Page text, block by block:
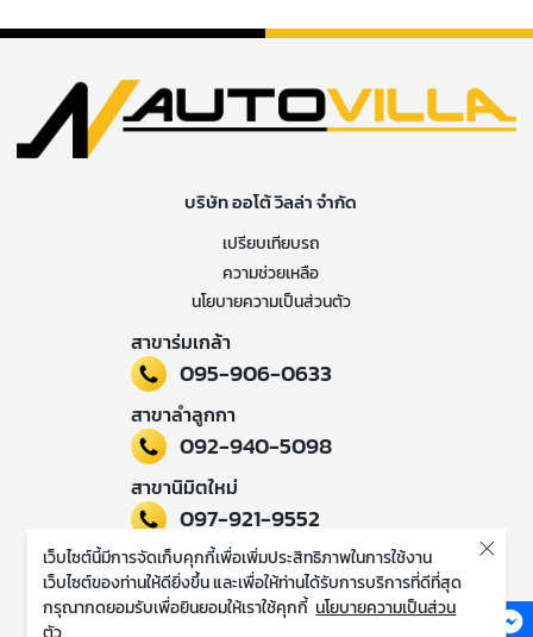
บริษัท ออโต้ วิลล่า จำกัด
เปรียบเทียบรถ
ความช่วยเหลือ
นโยบายความเป็นส่วนตัว
สาขาร่มเกล้า
095-906-0633
สาขาลำลูกกา
092-940-5098
สาขานิมิตใหม่
097-921-9552
ติดตามข่าวสารของเรา
เว็บไซต์นี้มีการจัดเก็บคุกกี้เพื่อเพิ่มประสิทธิภาพในการใช้งาน
เว็บไซต์ของท่านให้ดียิ่งขึ้น และเพื่อให้ท่านได้รับการบริการที่ดีที่สุด
กรุณากดยอมรับเพื่อยินยอมให้เราใช้คุกกี้ นโยบายความเป็นส่วน